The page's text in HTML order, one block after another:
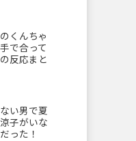
くんちゃ
で合って
反応まと
い男で夏
子がいな
った！